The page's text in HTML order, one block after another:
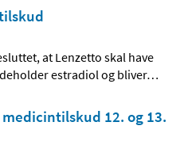
at Lenzetto skal have
estradiol og bliver…
12. og 13.